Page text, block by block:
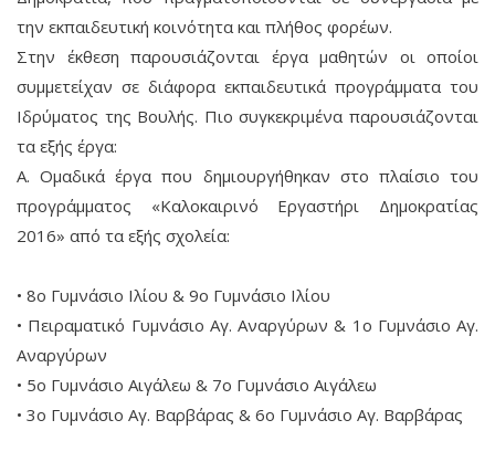
την εκπαιδευτική κοινότητα και πλήθος φορέων.
Στην έκθεση παρουσιάζονται έργα μαθητών οι οποίοι
συμμετείχαν σε διάφορα εκπαιδευτικά προγράμματα του
Ιδρύματος της Βουλής. Πιο συγκεκριμένα παρουσιάζονται
τα εξής έργα:
Α. Ομαδικά έργα που δημιουργήθηκαν στο πλαίσιο του
προγράμματος «Καλοκαιρινό Εργαστήρι Δημοκρατίας
2016» από τα εξής σχολεία:
• 8ο Γυμνάσιο Ιλίου & 9ο Γυμνάσιο Ιλίου
• Πειραματικό Γυμνάσιο Αγ. Αναργύρων & 1ο Γυμνάσιο Αγ.
Αναργύρων
• 5ο Γυμνάσιο Αιγάλεω & 7ο Γυμνάσιο Αιγάλεω
• 3ο Γυμνάσιο Αγ. Βαρβάρας & 6ο Γυμνάσιο Αγ. Βαρβάρας